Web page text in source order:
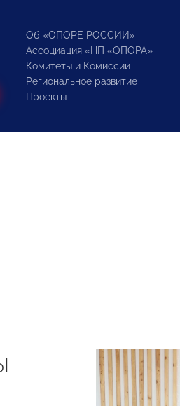
Об «ОПОРЕ РОССИИ»
Ассоциация «НП «ОПОРА»
Комитеты и Комиссии
Региональное развитие
Проекты